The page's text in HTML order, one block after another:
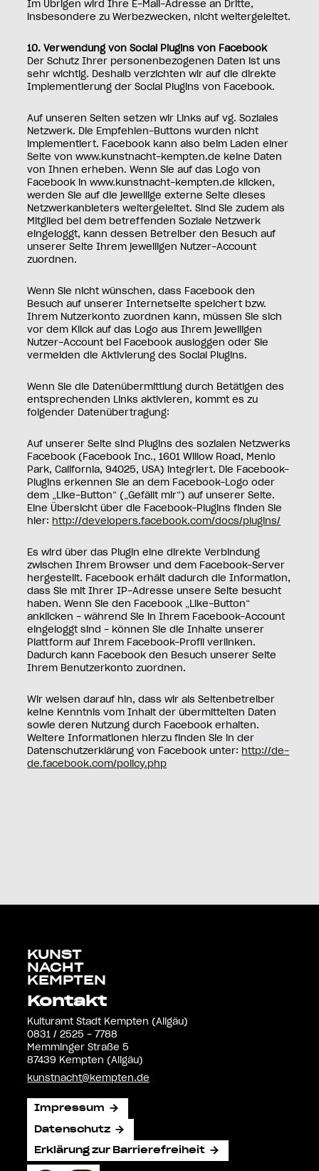
Im Übrigen wird Ihre E-Mail-Adresse an Dritte,
insbesondere zu Werbezwecken, nicht weitergeleitet.
10. Verwendung von Social Plugins von Facebook
Der Schutz Ihrer personenbezogenen Daten ist uns
sehr wichtig. Deshalb verzichten wir auf die direkte
Implementierung der Social Plugins von Facebook.
Auf unseren Seiten setzen wir Links auf vg. Soziales
Netzwerk. Die Empfehlen-Buttons wurden nicht
implementiert. Facebook kann also beim Laden einer
Seite von www.kunstnacht-kempten.de keine Daten
von Ihnen erheben. Wenn Sie auf das Logo von
Facebook in www.kunstnacht-kempten.de klicken,
werden Sie auf die jeweilige externe Seite dieses
Netzwerkanbieters weitergeleitet. Sind Sie zudem als
Mitglied bei dem betreffenden Soziale Netzwerk
eingeloggt, kann dessen Betreiber den Besuch auf
unserer Seite Ihrem jeweiligen Nutzer-Account
zuordnen.
Wenn Sie nicht wünschen, dass Facebook den
Besuch auf unserer Internetseite speichert bzw.
Ihrem Nutzerkonto zuordnen kann, müssen Sie sich
vor dem Klick auf das Logo aus Ihrem jeweiligen
Nutzer-Account bei Facebook ausloggen oder Sie
vermeiden die Aktivierung des Social Plugins.
Wenn Sie die Datenübermittlung durch Betätigen des
entsprechenden Links aktivieren, kommt es zu
folgender Datenübertragung:
Auf unserer Seite sind Plugins des sozialen Netzwerks
Facebook (Facebook Inc., 1601 Willow Road, Menlo
Park, California, 94025, USA) integriert. Die Facebook-
Plugins erkennen Sie an dem Facebook-Logo oder
dem „Like-Button“ („Gefällt mir“) auf unserer Seite.
Eine Übersicht über die Facebook-Plugins finden Sie
hier: http://developers.facebook.com/docs/plugins/
Es wird über das Plugin eine direkte Verbindung
zwischen Ihrem Browser und dem Facebook-Server
hergestellt. Facebook erhält dadurch die Information,
dass Sie mit Ihrer IP-Adresse unsere Seite besucht
haben. Wenn Sie den Facebook „Like-Button“
anklicken - während Sie in Ihrem Facebook-Account
eingeloggt sind - können Sie die Inhalte unserer
Plattform auf Ihrem Facebook-Profil verlinken.
Dadurch kann Facebook den Besuch unserer Seite
Ihrem Benutzerkonto zuordnen.
Wir weisen darauf hin, dass wir als Seitenbetreiber
keine Kenntnis vom Inhalt der übermittelten Daten
sowie deren Nutzung durch Facebook erhalten.
Weitere Informationen hierzu finden Sie in der
Datenschutzerklärung von Facebook unter: http://de-
de.facebook.com/policy.php
KUNST
NACHT
KEMPTEN
Kontakt
Kulturamt Stadt Kempten (Allgäu)
0831 / 2525 - 7788
Memminger Straße 5
87439 Kempten (Allgäu)
kunstnacht@kempten.de
Impressum
Datenschutz
Erklärung zur Barrierefreiheit